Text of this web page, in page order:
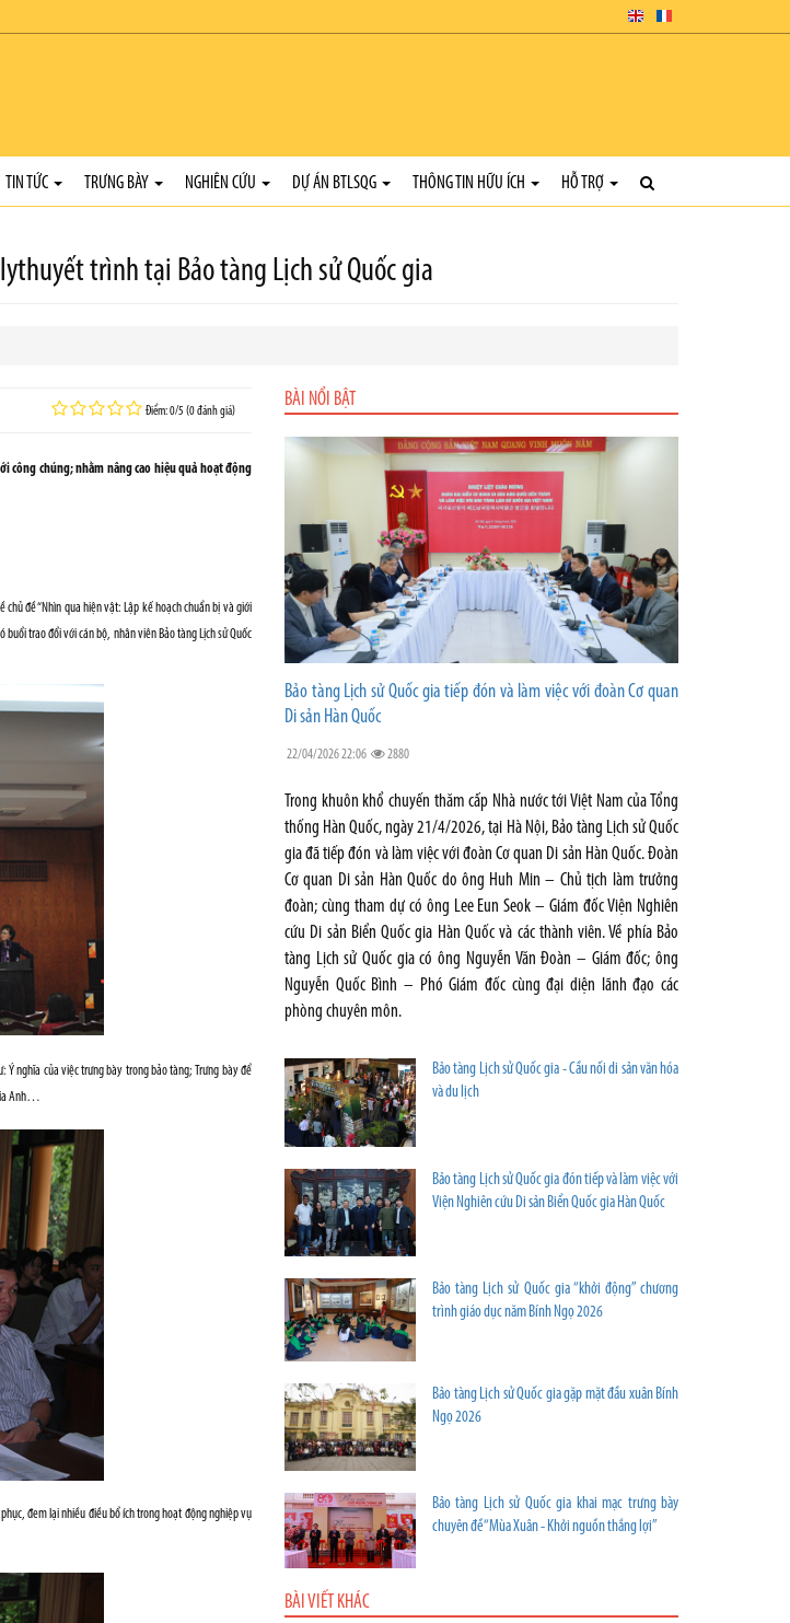
TIN TỨC TRƯNG BÀY NGHIÊN CỨU DỰ ÁN BTLSQG THÔNG TIN HỮU ÍCH HỖ TRỢ
trình tại Bảo tàng Lịch sử Quốc gia
Điểm: 0/5 (0 đánh giá)
công chúng; nhằm nâng cao hiệu quả hoạt động
đề “Nhìn qua hiện vật: Lập kế hoạch chuẩn bị và giới
trao đổi với cán bộ, nhân viên Bảo tàng Lịch sử Quốc
Ý nghĩa của việc trưng bày trong bảo tàng; Trưng bày để
Anh…
đem lại nhiều điều bổ ích trong hoạt động nghiệp vụ
BÀI NỔI BẬT
Bảo tàng Lịch sử Quốc gia tiếp đón và làm việc với đoàn Cơ quan
Di sản Hàn Quốc
22/04/2026 22:06 2880
Trong khuôn khổ chuyến thăm cấp Nhà nước tới Việt Nam của Tổng
thống Hàn Quốc, ngày 21/4/2026, tại Hà Nội, Bảo tàng Lịch sử Quốc
gia đã tiếp đón và làm việc với đoàn Cơ quan Di sản Hàn Quốc. Đoàn
Cơ quan Di sản Hàn Quốc do ông Huh Min – Chủ tịch làm trưởng
đoàn; cùng tham dự có ông Lee Eun Seok – Giám đốc Viện Nghiên
cứu Di sản Biển Quốc gia Hàn Quốc và các thành viên. Về phía Bảo
tàng Lịch sử Quốc gia có ông Nguyễn Văn Đoàn – Giám đốc; ông
Nguyễn Quốc Bình – Phó Giám đốc cùng đại diện lãnh đạo các
phòng chuyên môn.
Bảo tàng Lịch sử Quốc gia - Cầu nối di sản văn hóa
và du lịch
Bảo tàng Lịch sử Quốc gia đón tiếp và làm việc với
Viện Nghiên cứu Di sản Biển Quốc gia Hàn Quốc
Bảo tàng Lịch sử Quốc gia “khởi động” chương
trình giáo dục năm Bính Ngọ 2026
Bảo tàng Lịch sử Quốc gia gặp mặt đầu xuân Bính
Ngọ 2026
Bảo tàng Lịch sử Quốc gia khai mạc trưng bày
chuyên đề “Mùa Xuân - Khởi nguồn thắng lợi”
BÀI VIẾT KHÁC